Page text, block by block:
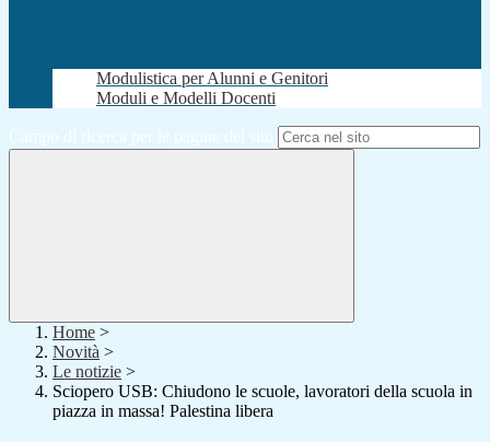
Modulistica per Alunni e Genitori
Moduli e Modelli Docenti
Campo di ricerca per le pagine del sito
Home >
Novità >
Le notizie >
Sciopero USB: Chiudono le scuole, lavoratori della scuola in
piazza in massa! Palestina libera